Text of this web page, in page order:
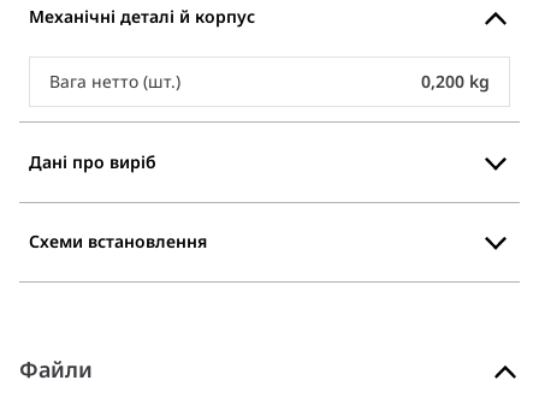
Механічні деталі й корпус
Вага нетто (шт.) 0,200 kg
Дані про виріб
Схеми встановлення
Файли